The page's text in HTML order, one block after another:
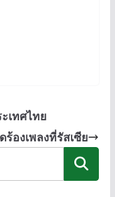
เทศไทย
ร้องเพลงที่รัสเซีย